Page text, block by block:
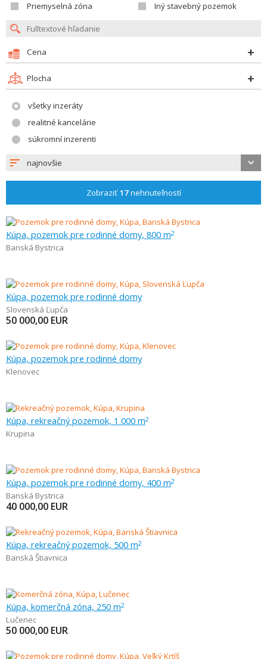
Priemyselná zóna
Iný stavebný pozemok
Cena
Plocha
všetky inzeráty
realitné kancelárie
súkromní inzerenti
najnovšie
Zobraziť17nehnuteľností
Kúpa, pozemok pre rodinné domy, 800 m2
Banská Bystrica
Kúpa, pozemok pre rodinné domy
Slovenská Ľupča
50 000,00 EUR
Kúpa, pozemok pre rodinné domy
Klenovec
Kúpa, rekreačný pozemok, 1 000 m2
Krupina
Kúpa, pozemok pre rodinné domy, 400 m2
Banská Bystrica
40 000,00 EUR
Kúpa, rekreačný pozemok, 500 m2
Banská Štiavnica
Kúpa, komerčná zóna, 250 m2
Lučenec
50 000,00 EUR